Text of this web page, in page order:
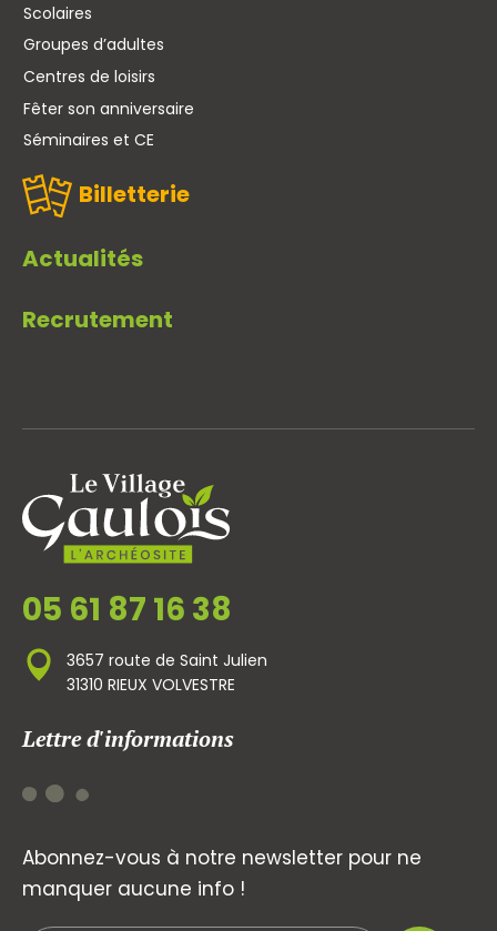
Scolaires
Groupes d’adultes
Centres de loisirs
Fêter son anniversaire
Séminaires et CE
Billetterie
Actualités
Recrutement
05 61 87 16 38
3657 route de Saint Julien
31310 RIEUX VOLVESTRE
Lettre d'informations
Abonnez-vous à notre newsletter pour ne
manquer aucune info !